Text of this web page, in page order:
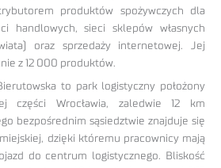
produktów spożywczych dla
handlowych, sieci sklepów własnych
oraz sprzedaży internetowej. Jej
z 12 000 produktów.
to park logistyczny położony
części Wrocławia, zaledwie 12 km
bezpośrednim sąsiedztwie znajduje się
dzięki któremu pracownicy mają
do centrum logistycznego. Bliskość